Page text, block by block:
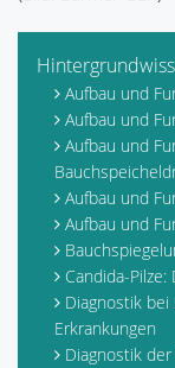
Aufbau und
Aufbau und
Aufbau und
Aufbau und
Aufbau und
Candida-
Diagnostik
Erkrankungen
Diagnostik